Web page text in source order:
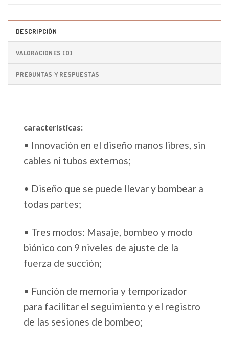
DESCRIPCIÓN
VALORACIONES (0)
PREGUNTAS Y RESPUESTAS
características:
• Innovación en el diseño manos libres, sin
cables ni tubos externos;
• Diseño que se puede llevar y bombear a
todas partes;
• Tres modos: Masaje, bombeo y modo
biónico con 9 niveles de ajuste de la
fuerza de succión;
• Función de memoria y temporizador
para facilitar el seguimiento y el registro
de las sesiones de bombeo;